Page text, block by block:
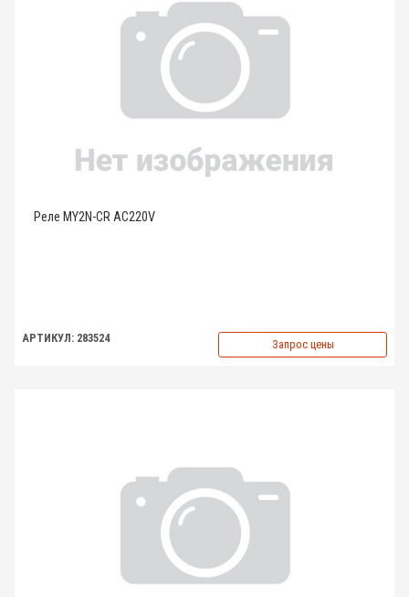
Реле MY2N-CR AC220V
АРТИКУЛ: 283524 Запрос цены